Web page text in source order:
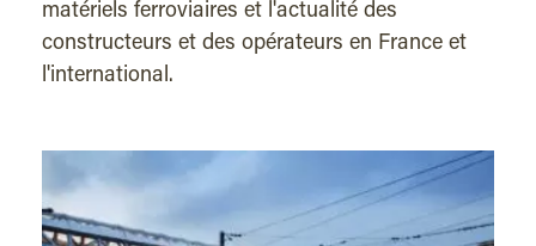
matériels ferroviaires et l'actualité des
constructeurs et des opérateurs en France et
l'international.